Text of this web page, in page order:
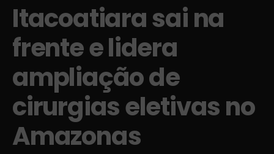
Itacoatiara sai na
frente e lidera
ampliação de
cirurgias eletivas no
Amazonas